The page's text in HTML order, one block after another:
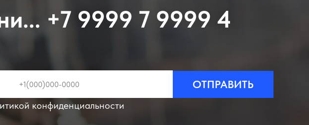
+7 9999 7 9999 4
конфиденциальности
ОТПРАВИТЬ